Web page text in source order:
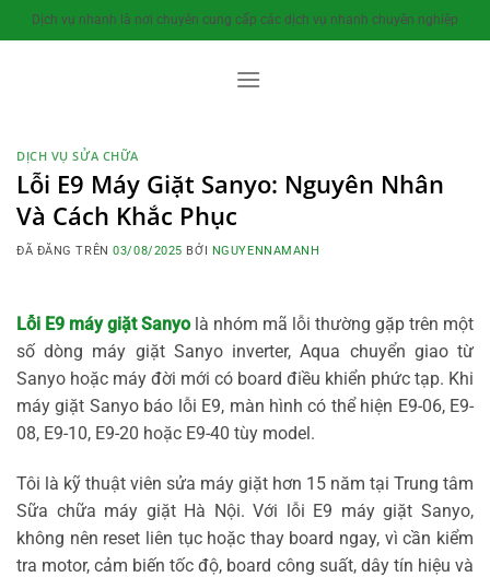
Chuyển
đến
Dịch vụ nhanh là nơi chuyên cung cấp các dịch vụ nhanh chuyên nghiệp
DỊCH VỤ SỬA CHỮA
Lỗi E9 Máy Giặt Sanyo: Nguyên Nhân
Và Cách Khắc Phục
ĐÃ ĐĂNG TRÊN03/08/2025 BỞI NGUYENNAMANH
Lỗi E9 máy giặt Sanyolà nhóm mã lỗi thường gặp trên một
số dòng máy giặt Sanyo inverter, Aqua chuyển giao từ
Sanyo hoặc máy đời mới có board điều khiển phức tạp. Khi
máy giặt Sanyo báo lỗi E9, màn hình có thể hiện E9-06, E9-
08, E9-10, E9-20 hoặc E9-40 tùy model.
Tôi là kỹ thuật viên sửa máy giặt hơn 15 năm tại Trung tâm
Sữa chữa máy giặt Hà Nội. Với lỗi E9 máy giặt Sanyo,
không nên reset liên tục hoặc thay board ngay, vì cần kiểm
tra motor, cảm biến tốc độ, board công suất, dây tín hiệu và